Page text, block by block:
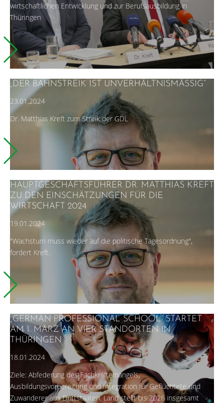
wirtschaftlichen Entwicklung und zur Berufsausbildung in
Thüringen
„DER BAHNSTREIK IST UNVERHÄLTNISMÄSSIG“
23.01.2024
Dr. Matthias Kreft zum Streik der GDL
HAUPTGESCHÄFTSFÜHRER DR. MATTHIAS KREFT
ZU DEN EINSCHÄTZUNGEN FÜR DIE
WIRTSCHAFT 2024
19.01.2024
"Wachstum muss wieder auf die politische Tagesordnung",
fordert Kreft.
„GERMAN PROFESSIONAL SCHOOL“ STARTET
AM 1. MÄRZ AN VIER STANDORTEN IN
THÜRINGEN
18.01.2024
Ziele: Abfederung des Fachkräftemangels,
Ausbildungsvorbereitung und Integration für Geflüchtete und
Zuwanderer aus Drittstaaten. Land stellt bis 2026 insgesamt